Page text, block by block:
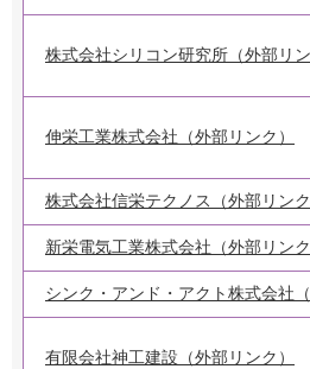
株式会社シリコン研究所（外部リン
伸栄工業株式会社（外部リンク）
株式会社信栄テクノス（外部リンク
新栄電気工業株式会社（外部リンク
シンク・アンド・アクト株式会社（
有限会社神工建設（外部リンク）